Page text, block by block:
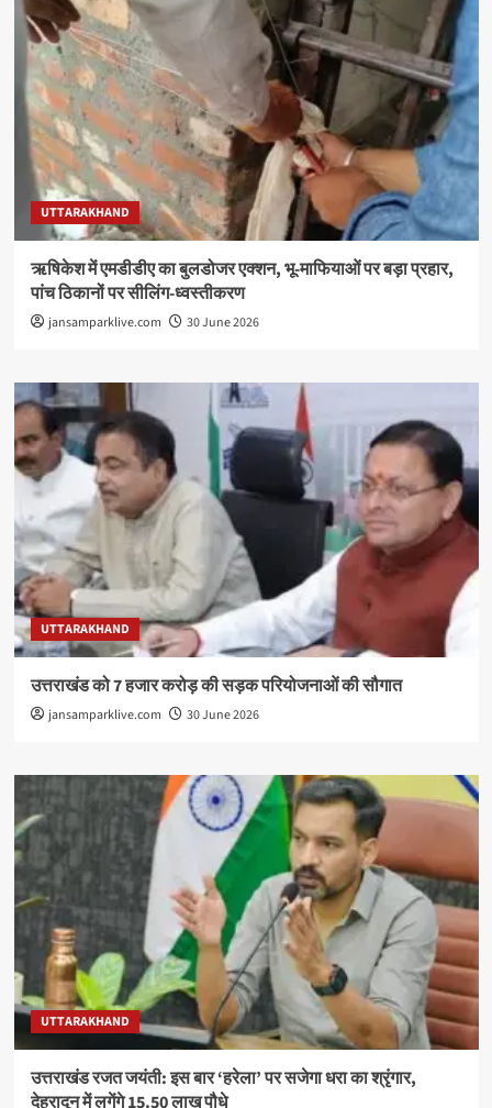
UTTARAKHAND
ऋषिकेश में एमडीडीए का बुलडोजर एक्शन, भू-माफियाओं पर बड़ा प्रहार,
पांच ठिकानों पर सीलिंग-ध्वस्तीकरण
jansamparklive.com 30 June 2026
UTTARAKHAND
उत्तराखंड को 7 हजार करोड़ की सड़क परियोजनाओं की सौगात
jansamparklive.com 30 June 2026
UTTARAKHAND
उत्तराखंड रजत जयंती: इस बार ‘हरेला’ पर सजेगा धरा का श्रृंगार,
देहरादून में लगेंगे 15.50 लाख पौधे